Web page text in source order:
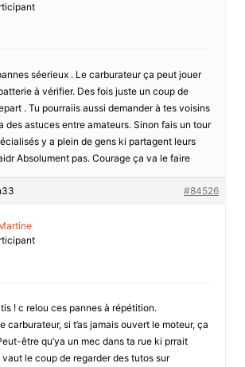
séerieux . Le carburateur ça peut jouer
à vérifier. Des fois juste un coup de
. Tu pourraiis aussi demander à tes voisins
des astuces entre amateurs. Sinon fais un tour
y a plein de gens ki partagent leurs
Absolument pas. Courage ça va le faire
#84526
! c relou ces pannes à répétition.
carburateur, si t’as jamais ouvert le moteur, ça
être qu’ya un mec dans ta rue ki prrait
vaut le coup de regarder des tutos sur